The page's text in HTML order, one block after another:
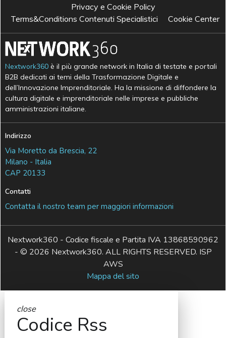
Privacy e Cookie Policy
Terms&Conditions Contenuti Specialistici
Cookie Center
Nextwork360 è il più grande network in Italia di testate e portali
B2B dedicati ai temi della Trasformazione Digitale e
dell’Innovazione Imprenditoriale. Ha la missione di diffondere la
cultura digitale e imprenditoriale nelle imprese e pubbliche
amministrazioni italiane.
Indirizzo
Via Moretto da Brescia, 22
Milano - Italia
CAP 20133
Contatti
Contatta il nostro team per maggiori informazioni
Nextwork360 - Codice fiscale e Partita IVA 13868590962
- © 2026 Nextwork360. ALL RIGHTS RESERVED. ISP
AWS
Mappa del sito
close
Codice Rss